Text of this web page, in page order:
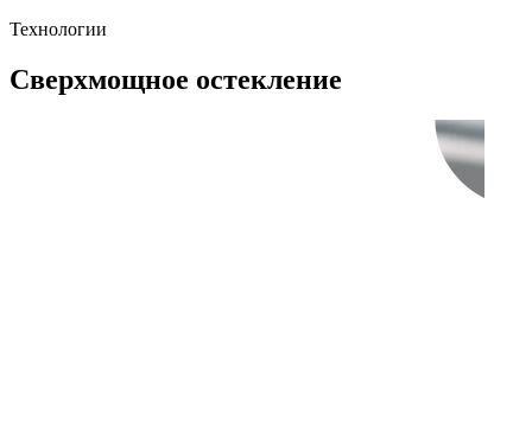
Технологии
Сверхмощное остекление